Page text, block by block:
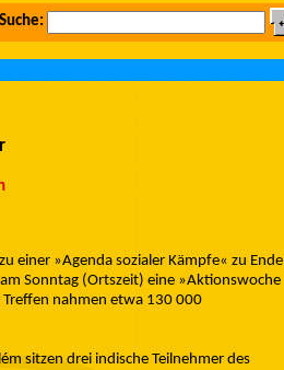
Suche:
einer »Agenda sozialer Kämpfe« zu Ende
Sonntag (Ortszeit) eine »Aktionswoche
nahmen etwa 130 000
sitzen drei indische Teilnehmer des